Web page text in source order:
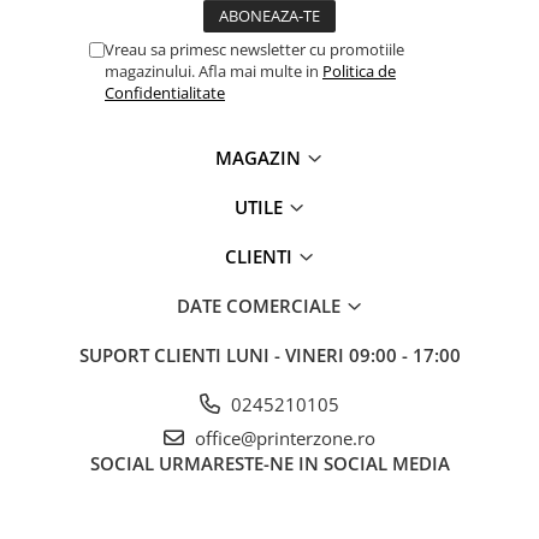
Antene & amplificatoare semnal
Servere NAS
HDD enterprise
Vreau sa primesc newsletter cu promotiile
magazinului. Afla mai multe in Politica de
Confidentialitate
MAGAZIN
UTILE
CLIENTI
DATE COMERCIALE
SUPORT CLIENTI LUNI - VINERI 09:00 - 17:00
0245210105
office@printerzone.ro
SOCIAL URMARESTE-NE IN SOCIAL MEDIA